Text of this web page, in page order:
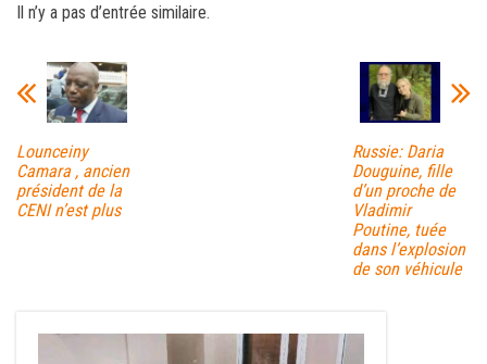
bo
ok
tt
er
ail ag
Il n’y a pas d’entrée similaire.
Lounceiny
Camara , ancien
président de la
CENI n’est plus
Russie: Daria
Douguine, fille
d’un proche de
Vladimir
Poutine, tuée
dans l’explosion
de son véhicule